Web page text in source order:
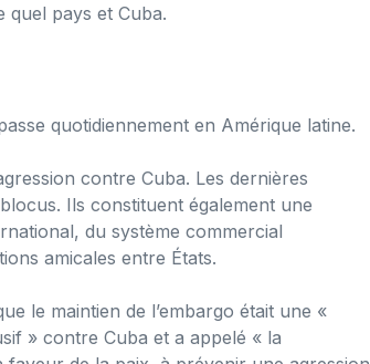
quel pays et Cuba.
quotidiennement en Amérique latine.
contre Cuba. Les dernières
Ils constituent également une
du système commercial
amicales entre États.
le maintien de l’embargo était une «
» contre Cuba et a appelé « la